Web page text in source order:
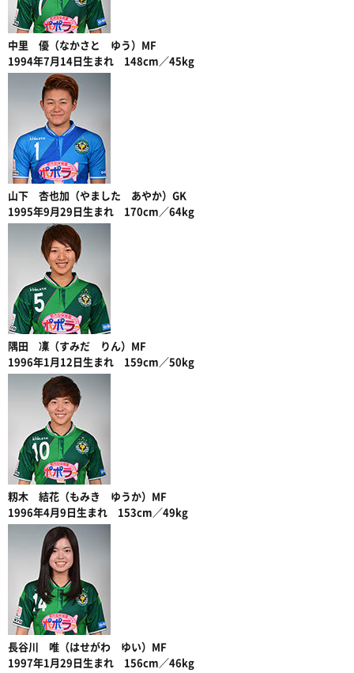
中里 優（なかさと ゆう）MF
1994年7月14日生まれ 148cm／45kg
山下 杏也加（やました あやか）GK
1995年9月29日生まれ 170cm／64kg
隅田 凜（すみだ りん）MF
1996年1月12日生まれ 159cm／50kg
籾木 結花（もみき ゆうか）MF
1996年4月9日生まれ 153cm／49kg
長谷川 唯（はせがわ ゆい）MF
1997年1月29日生まれ 156cm／46kg